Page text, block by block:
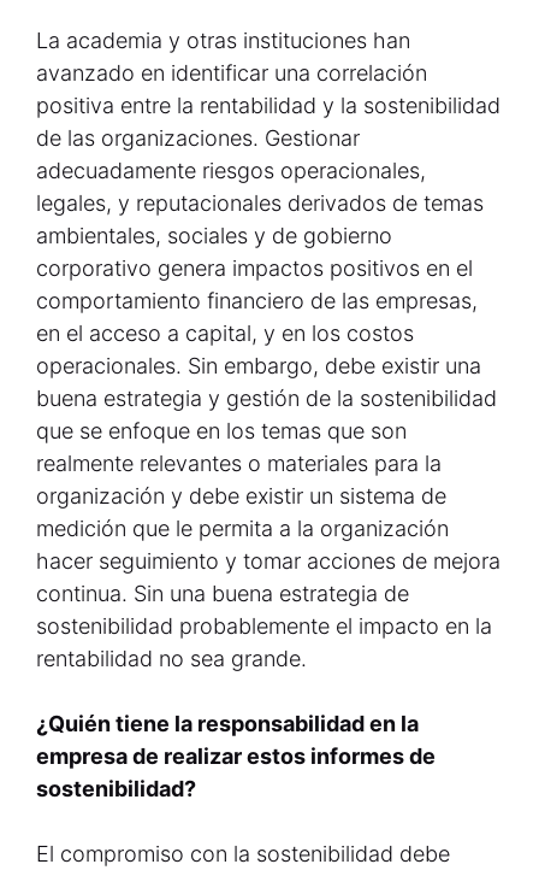
La academia y otras instituciones han
avanzado en identificar una correlación
positiva entre la rentabilidad y la sostenibilidad
de las organizaciones. Gestionar
adecuadamente riesgos operacionales,
legales, y reputacionales derivados de temas
ambientales, sociales y de gobierno
corporativo genera impactos positivos en el
comportamiento financiero de las empresas,
en el acceso a capital, y en los costos
operacionales. Sin embargo, debe existir una
buena estrategia y gestión de la sostenibilidad
que se enfoque en los temas que son
realmente relevantes o materiales para la
organización y debe existir un sistema de
medición que le permita a la organización
hacer seguimiento y tomar acciones de mejora
continua. Sin una buena estrategia de
sostenibilidad probablemente el impacto en la
rentabilidad no sea grande.
¿Quién tiene la responsabilidad en la
empresa de realizar estos informes de
sostenibilidad?
El compromiso con la sostenibilidad debe